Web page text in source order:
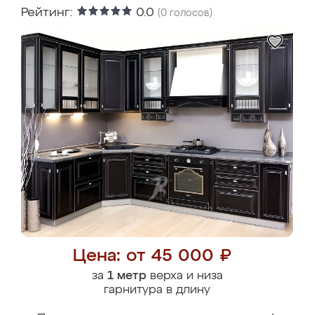
Рейтинг: 0.0 (0 голосов)
Цена: от 45 000 ₽
за 1 метрверха и низа
гарнитура в длину